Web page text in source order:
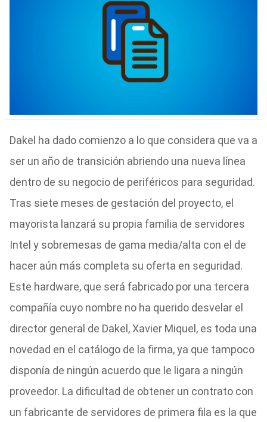
Dakel ha dado comienzo a lo que considera que va a
ser un año de transición abriendo una nueva línea
dentro de su negocio de periféricos para seguridad.
Tras siete meses de gestación del proyecto, el
mayorista lanzará su propia familia de servidores
Intel y sobremesas de gama media/alta con el de
hacer aún más completa su oferta en seguridad.
Este hardware, que será fabricado por una tercera
compañía cuyo nombre no ha querido desvelar el
director general de Dakel, Xavier Miquel, es toda una
novedad en el catálogo de la firma, ya que tampoco
disponía de ningún acuerdo que le ligara a ningún
proveedor. La dificultad de obtener un contrato con
un fabricante de servidores de primera fila es la que